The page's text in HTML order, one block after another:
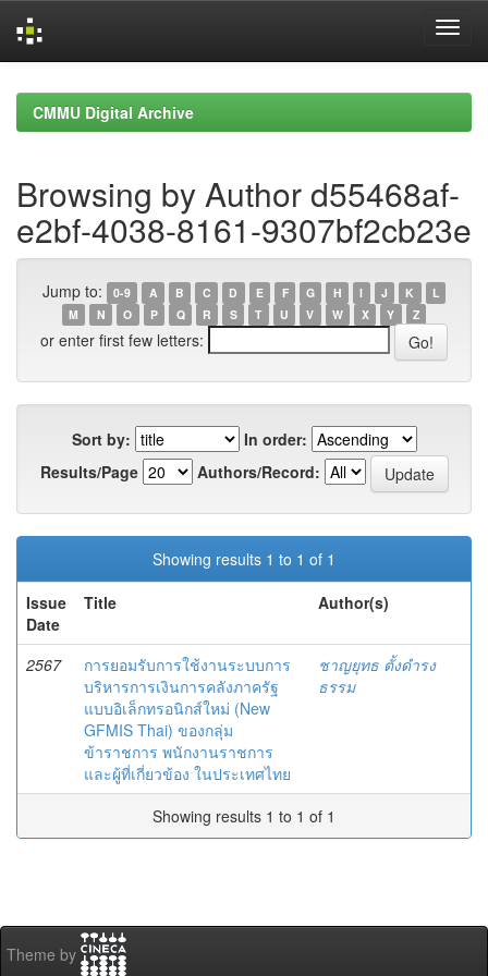
navigationCMMU Digital Archive
Browsing by Author d55468af-
e2bf-4038-8161-9307bf2cb23e
Jump to: 0-9 A B C D E F G H I J K
L
M
N O P Q R S T U V W X Y Z
or enter first few letters:
Sort by:
In order:
Results/Page
Authors/Record:
Showing results 1 to 1 of 1
Issue
Date
Title Author(s)
2567
การยอมรับการใช้งานระบบการ
บริหารการเงินการคลังภาครัฐ
แบบอิเล็กทรอนิกส์ใหม่ (New
GFMIS Thai) ของกลุ่ม
ข้าราชการ พนักงานราชการ
และผู้ที่เกี่ยวข้อง ในประเทศไทย
ชาญยุทธ ตั้งดำรง
ธรรม
Showing results 1 to 1 of 1
Theme by